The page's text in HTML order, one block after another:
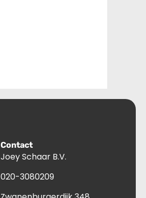
Contact
Joey Schaar B.V.
020-3080209